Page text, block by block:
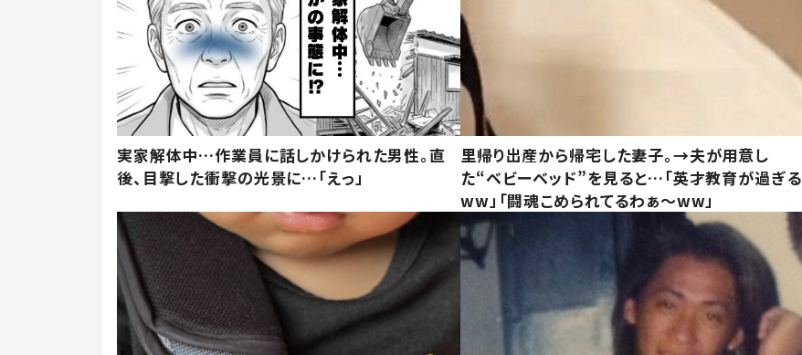
実家解体中…作業員に話しかけられた男性。直
後、目撃した衝撃の光景に…「えっ」
里帰り出産から帰宅した妻子。→夫が用意し
た“ベビーベッド”を見ると…「英才教育が過ぎる
ww」「闘魂こめられてるわぁ～ww」